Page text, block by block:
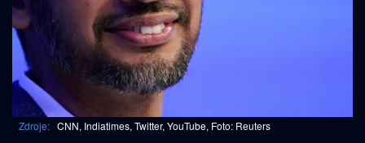
Zdroje: CNN, Indiatimes, Twitter, YouTube, Foto: Reuters